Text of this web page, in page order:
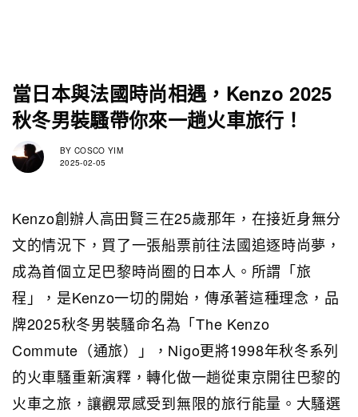
當日本與法國時尚相遇，Kenzo 2025
秋冬男裝騷帶你來一趟火車旅行！
BY COSCO YIM
2025-02-05
Kenzo創辦人高田賢三在25歲那年，在接近身無分
文的情況下，買了一張船票前往法國追逐時尚夢，
成為首個立足巴黎時尚圈的日本人。所謂「旅
程」，是Kenzo一切的開始，傳承著這種理念，品
牌2025秋冬男裝騷命名為「The Kenzo
Commute（通旅）」，Nigo更將1998年秋冬系列
的火車騷重新演釋，轉化做一趟從東京開往巴黎的
火車之旅，讓觀眾感受到無限的旅行能量。大騷選